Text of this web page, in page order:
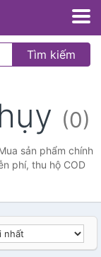
Tìm kiếm
(0)
sản phẩm chính
phí, thu hộ COD